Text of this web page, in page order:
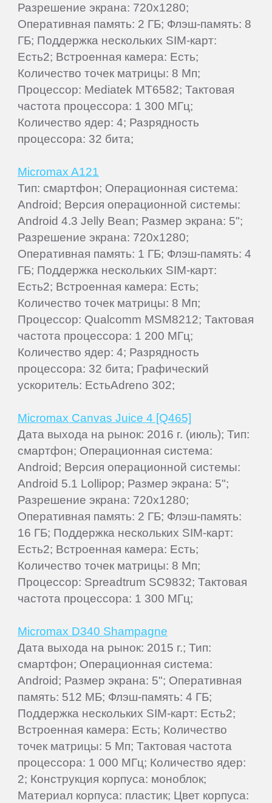
Разрешение экрана: 720x1280;
Оперативная память: 2 ГБ; Флэш-память: 8
ГБ; Поддержка нескольких SIM-карт:
Есть2; Встроенная камера: Есть;
Количество точек матрицы: 8 Мп;
Процессор: Mediatek MT6582; Тактовая
частота процессора: 1 300 МГц;
Количество ядер: 4; Разрядность
процессора: 32 бита;
Micromax A121
Тип: смартфон; Операционная система:
Android; Версия операционной системы:
Android 4.3 Jelly Bean; Размер экрана: 5";
Разрешение экрана: 720x1280;
Оперативная память: 1 ГБ; Флэш-память: 4
ГБ; Поддержка нескольких SIM-карт:
Есть2; Встроенная камера: Есть;
Количество точек матрицы: 8 Мп;
Процессор: Qualcomm MSM8212; Тактовая
частота процессора: 1 200 МГц;
Количество ядер: 4; Разрядность
процессора: 32 бита; Графический
ускоритель: ЕстьAdreno 302;
Micromax Canvas Juice 4 [Q465]
Дата выхода на рынок: 2016 г. (июль); Тип:
смартфон; Операционная система:
Android; Версия операционной системы:
Android 5.1 Lollipop; Размер экрана: 5";
Разрешение экрана: 720x1280;
Оперативная память: 2 ГБ; Флэш-память:
16 ГБ; Поддержка нескольких SIM-карт:
Есть2; Встроенная камера: Есть;
Количество точек матрицы: 8 Мп;
Процессор: Spreadtrum SC9832; Тактовая
частота процессора: 1 300 МГц;
Micromax D340 Shampagne
Дата выхода на рынок: 2015 г.; Тип:
смартфон; Операционная система:
Android; Размер экрана: 5"; Оперативная
память: 512 МБ; Флэш-память: 4 ГБ;
Поддержка нескольких SIM-карт: Есть2;
Встроенная камера: Есть; Количество
точек матрицы: 5 Мп; Тактовая частота
процессора: 1 000 МГц; Количество ядер:
2; Конструкция корпуса: моноблок;
Материал корпуса: пластик; Цвет корпуса: